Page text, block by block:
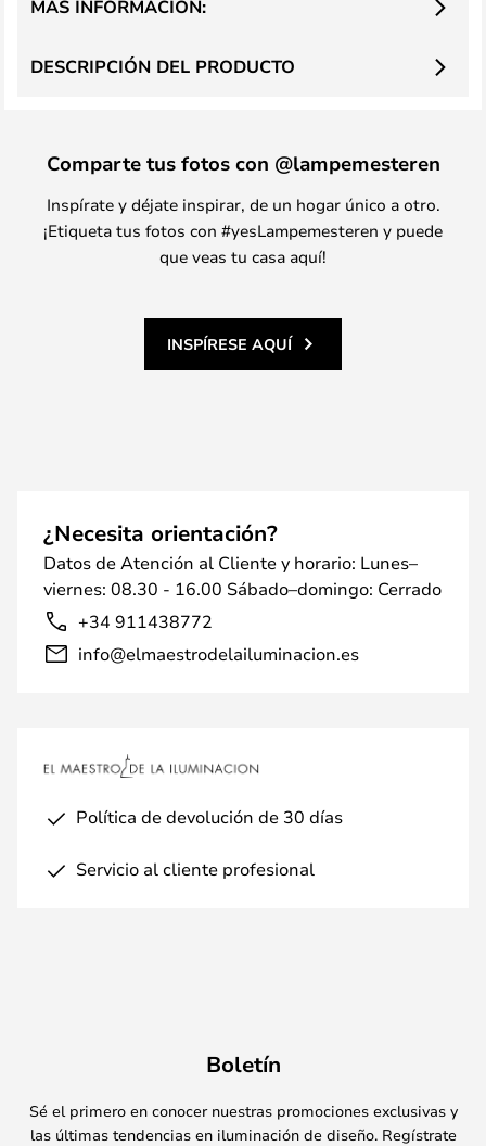
DESCRIPCIÓN DEL PRODUCTO
MÁS INFORMACIÓN:
Comparte tus fotos con @lampemesteren
Inspírate y déjate inspirar, de un hogar único a otro.
¡Etiqueta tus fotos con #yesLampemesteren y puede
que veas tu casa aquí!
INSPÍRESE AQUÍ
¿Necesita orientación?
Datos de Atención al Cliente y horario: Lunes–
viernes: 08.30 - 16.00 Sábado–domingo: Cerrado
+34 911438772
info@elmaestrodelailuminacion.es
Política de devolución de 30 días
Servicio al cliente profesional
Boletín
Sé el primero en conocer nuestras promociones exclusivas y
las últimas tendencias en iluminación de diseño. Regístrate